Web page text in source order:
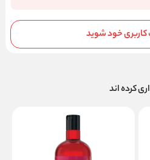
خود شوید
کرده اند